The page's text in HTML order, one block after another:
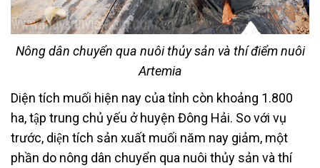
Nông dân chuyển qua nuôi thủy sản và thí điểm nuôi
Artemia
Diện tích muối hiện nay của tỉnh còn khoảng 1.800
ha, tập trung chủ yếu ở huyện Đông Hải. So với vụ
trước, diện tích sản xuất muối năm nay giảm, một
phần do nông dân chuyển qua nuôi thủy sản và thí